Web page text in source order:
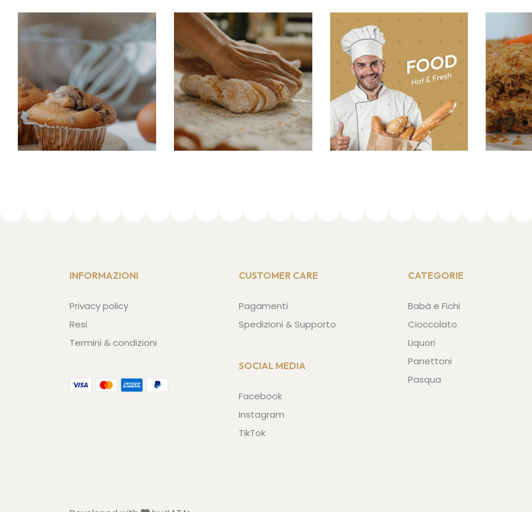
INFORMAZIONI
Privacy policy
Resi
Termini & condizioni
CUSTOMER CARE
Pagamenti
Spedizioni & Supporto
SOCIAL MEDIA
Facebook
Instagram
TikTok
CATEGORIE
Babà e Fichi
Cioccolato
Liquori
Panettoni
Pasqua